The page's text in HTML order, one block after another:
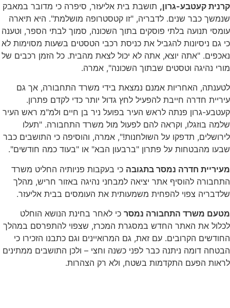
קרנית קעטבע-גרון, תושבת בית אליעזר, סיפרה כי מדובר במאבק
שנמשך כבר שנים. לדבריה, "זו קטסטרופה מושלמת". היא תיארה
עומסי תנועה בלתי פוסקים בתוך השכונה, סמוך לבתי הספר, וטענה
כי גם ניסיונות להגביל את כניסת רכבי הטסטים בשעות מסוימות לא
נאכפים. "אתה יוצא, אתה לא יכול לצאת מהבית. כל הזמן רכבים של
מורי נהיגה וטסטים שבתוך השכונה", אמרה.
לטענתה, האחריות אמנם נמצאת בידי משרד התחבורה, אך גם
עיריית חדרה חייבת להפעיל לחץ גדול יותר כדי לקדם פתרון.
קעטבע-גרון פנתה לראש העיר בפועל ניר בן חיים ולמ"מ ראש העיר
שלמה בוזגלו, וקראה להם לפעול מול משרד התחבורה. "תעלו
לירושלים, תדפקו על השולחנות!", אמרה, והוסיפה כי התושבים כבר
שבעו מהבטחות על פתרון "ברבעון הבא" או "בעוד כמה חודשים".
מעיריית חדרה נמסר בתגובה כי בעקבות פניותיה החליט משרד
התחבורה להוסיף אתר יציאה למבחני נהיגה באזור חריש, מהלך
שלדבריה צפוי להפחית משמעותית את העומסים בבית אליעזר.
מטעם משרד התחבורה נמסר כי לאחר בחינת הנושא הוחלט
לכלול את האתר החדש במסגרת המכרז, שצפוי להתפרסם במהלך
החודשים הקרובים. עם זאת, גם המרואיינים וגם כתבנו הזכירו כי
הבטחה דומה ניתנה כבר לפני כשנה וחצי – ולכן התושבים ממתינים
לראות הפעם התקדמות בשטח, ולא רק הצהרות.